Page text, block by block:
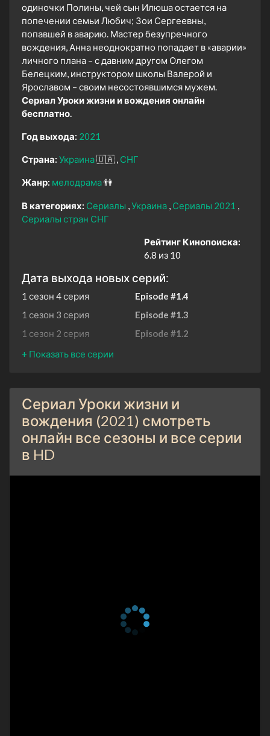
одиночки Полины, чей сын Илюша остается на
попечении семьи Любич; Зои Сергеевны,
попавшей в аварию. Мастер безупречного
вождения, Анна неоднократно попадает в «аварии»
личного плана – с давним другом Олегом
Белецким, инструктором школы Валерой и
Ярославом – своим несостоявшимся мужем.
Сериал Уроки жизни и вождения онлайн
бесплатно.
Год выхода: 2021
Страна: Украина🇺🇦 СНГ
Жанр: мелодрама👫
В категориях: Сериалы Украина Сериалы 2021
Сериалы стран СНГ
Рейтинг Кинопоиска:
6.8 из 10
Дата выхода новых серий:
1 сезон 4 серия
Episode #1.4
1 сезон 3 серия
Episode #1.3
1 сезон 2 серия
Episode #1.2
1 сезон 1 серия
Сериал Уроки жизни и
вождения (2021) смотреть
онлайн все сезоны и все серии
в HD